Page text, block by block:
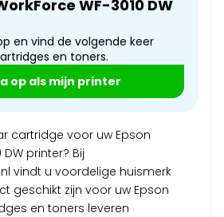
WF-3010 DW
en vind de volgende keer
en toners.
op als mijn printer
cartridge voor uw Epson
DW printer? Bij
vindt u voordelige huismerk
geschikt zijn voor uw Epson
en toners leveren